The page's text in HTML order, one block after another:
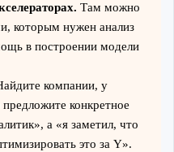
Там можно
которым нужен анализ
в построении модели
компании, у
конкретное
а «я заметил, что
это за Y».